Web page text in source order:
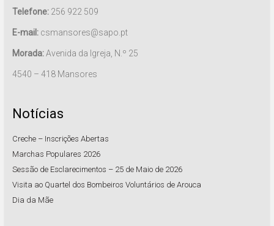
Telefone:256 922 509
E-mail:csmansores@sapo.pt
Morada:Avenida da Igreja, N.º 25
4540 – 418 Mansores
Notícias
Creche – Inscrições Abertas
Marchas Populares 2026
Sessão de Esclarecimentos – 25 de Maio de 2026
Visita ao Quartel dos Bombeiros Voluntários de Arouca
Dia da Mãe